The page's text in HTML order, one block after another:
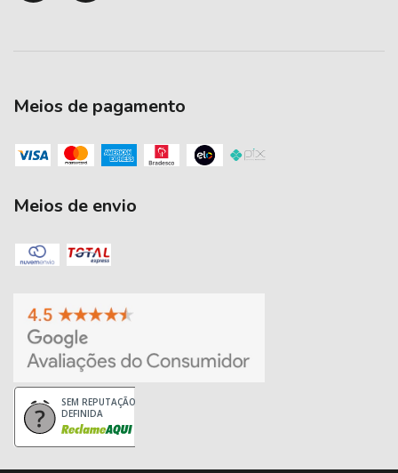
Meios de pagamento
Meios de envio
SEM REPUTAÇÃO
DEFINIDA